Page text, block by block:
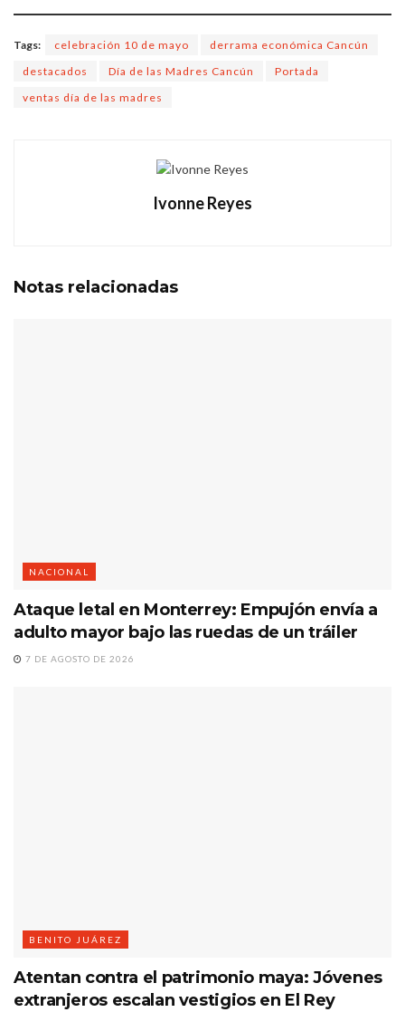
Tags: celebración 10 de mayo
derrama económica Cancún
destacados
Día de las Madres Cancún
Portada
ventas día de las madres
Ivonne Reyes
Notas relacionadas
NACIONAL
Ataque letal en Monterrey: Empujón envía a
adulto mayor bajo las ruedas de un tráiler
7 DE AGOSTO DE 2026
BENITO JUÁREZ
Atentan contra el patrimonio maya: Jóvenes
extranjeros escalan vestigios en El Rey